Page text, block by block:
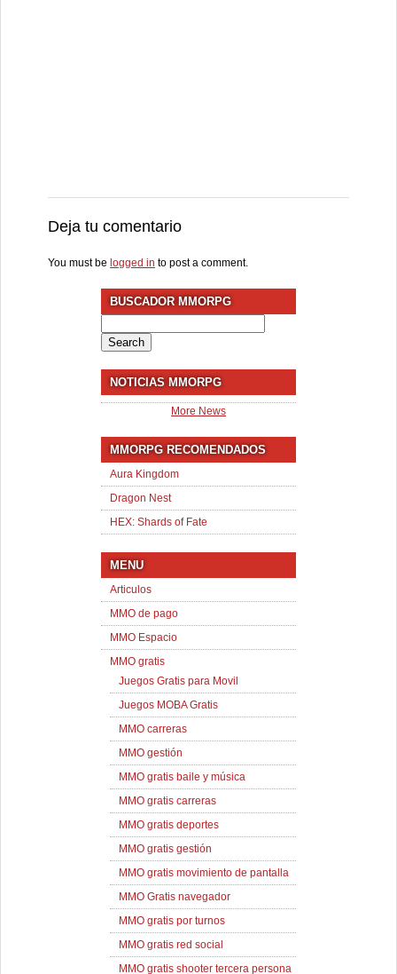
Deja tu comentario
You must be logged in to post a comment.
BUSCADOR MMORPG
for:
NOTICIAS MMORPG
More News
MMORPG RECOMENDADOS
Aura Kingdom
Dragon Nest
HEX: Shards of Fate
MENU
Articulos
MMO de pago
MMO Espacio
MMO gratis
Juegos Gratis para Movil
Juegos MOBA Gratis
MMO carreras
MMO gestión
MMO gratis baile y música
MMO gratis carreras
MMO gratis deportes
MMO gratis gestión
MMO gratis movimiento de pantalla
MMO Gratis navegador
MMO gratis por turnos
MMO gratis red social
MMO gratis shooter tercera persona